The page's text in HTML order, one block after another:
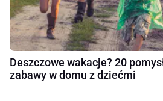
Deszczowe wakacje? 20
zabawy w domu z dziećmi